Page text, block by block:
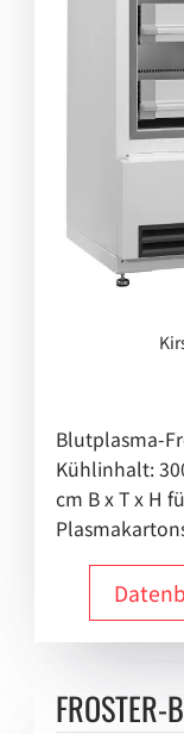
bis -
Labor-
Kühl-
Blutplasma-
Kühlinhalt:
cm B x T x H